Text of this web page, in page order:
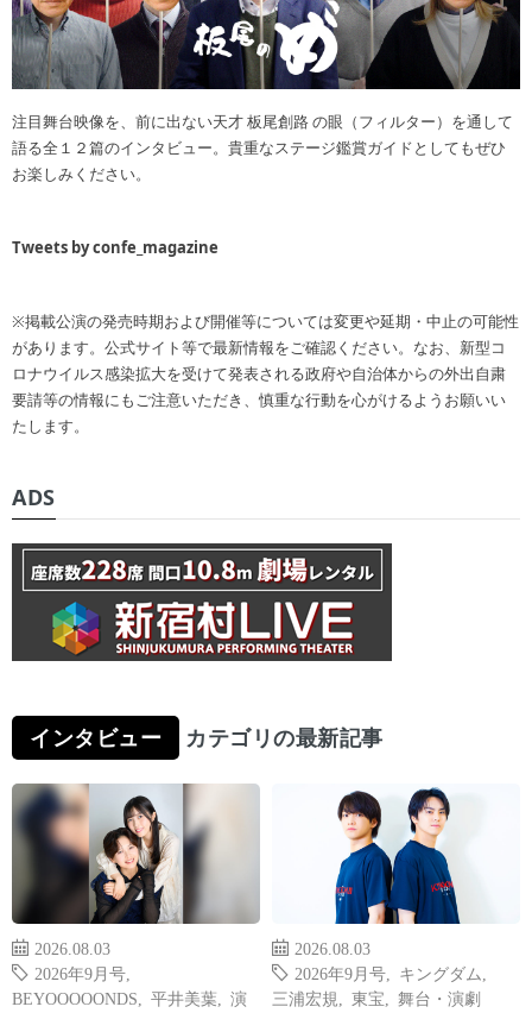
注目舞台映像を、前に出ない天才 板尾創路 の眼（フィルター）を通して
語る全１２篇のインタビュー。貴重なステージ鑑賞ガイドとしてもぜひ
お楽しみください。
Tweets by confe_magazine
※掲載公演の発売時期および開催等については変更や延期・中止の可能性
があります。公式サイト等で最新情報をご確認ください。なお、新型コ
ロナウイルス感染拡大を受けて発表される政府や自治体からの外出自粛
要請等の情報にもご注意いただき、慎重な行動を心がけるようお願いい
たします。
ADS
インタビュー カテゴリの最新記事
2026.08.03
2026年9月号
BEYOOOOONDS
平井美葉
演
2026.08.03
2026年9月号
キングダム
三浦宏規
東宝 舞台・演劇